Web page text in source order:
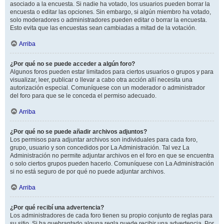
asociado a la encuesta. Si nadie ha votado, los usuarios pueden borrar la
encuesta o editar las opciones. Sin embargo, si algún miembro ha votado,
solo moderadores o administradores pueden editar o borrar la encuesta.
Esto evita que las encuestas sean cambiadas a mitad de la votación.
Arriba
¿Por qué no se puede acceder a algún foro?
Algunos foros pueden estar limitados para ciertos usuarios o grupos y para
visualizar, leer, publicar o llevar a cabo otra acción allí necesita una
autorización especial. Comuníquese con un moderador o administrador
del foro para que se le conceda el permiso adecuado.
Arriba
¿Por qué no se puede añadir archivos adjuntos?
Los permisos para adjuntar archivos son individuales para cada foro,
grupo, usuario y son concedidos por La Administración. Tal vez La
Administración no permite adjuntar archivos en el foro en que se encuentra
o solo ciertos grupos pueden hacerlo. Comuníquese con La Administración
si no está seguro de por qué no puede adjuntar archivos.
Arriba
¿Por qué recibí una advertencia?
Los administradores de cada foro tienen su propio conjunto de reglas para